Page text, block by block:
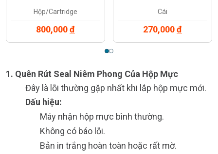
Hộp/Cartridge
800,000đ
Cái
270,000đ
1. Quên Rút Seal Niêm Phong Của Hộp Mực
Đây là lỗi thường gặp nhất khi lắp hộp mực mới.
Dấu hiệu:
Máy nhận hộp mực bình thường.
Không có báo lỗi.
Bản in trắng hoàn toàn hoặc rất mờ.